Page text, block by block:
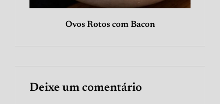
Ovos Rotos com Bacon
Deixe um comentário